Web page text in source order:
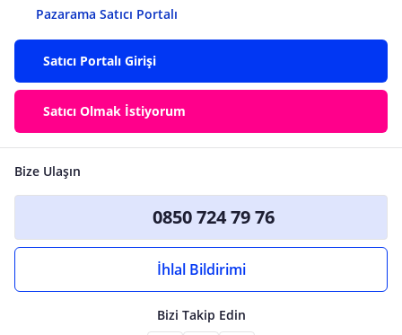
Pazarama Satıcı Portalı
Satıcı Portalı Girişi
Satıcı Olmak İstiyorum
Bize Ulaşın
0850 724 79 76
İhlal Bildirimi
Bizi Takip Edin